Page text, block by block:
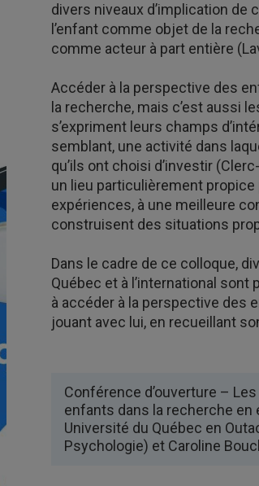
divers niveaux d’implication
l’enfant comme objet de la
comme acteur à part entière
Accéder à la perspective des
la recherche, mais c’est aussi
s’expriment leurs champs
semblant, une activité dans
qu’ils ont choisi d’investir
un lieu particulièrement
expériences, à une meilleure
construisent des situations
Dans le cadre de ce colloque,
Québec et à l’international
à accéder à la perspective des
jouant avec lui, en recueillant
Conférence d’ouverture –
enfants dans la recherche en
Université du Québec en
Psychologie) et Caroline